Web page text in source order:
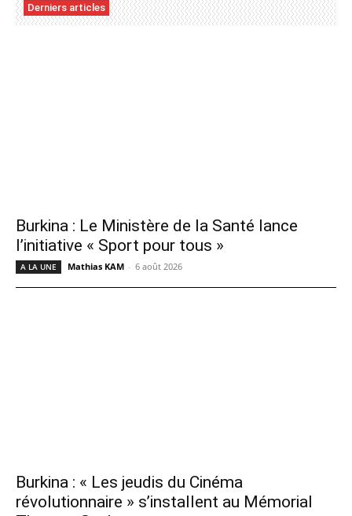
Derniers articles
Burkina : Le Ministère de la Santé lance
l’initiative « Sport pour tous »
A LA UNE Mathias KAM - 6 août 2026
Burkina : « Les jeudis du Cinéma
révolutionnaire » s’installent au Mémorial